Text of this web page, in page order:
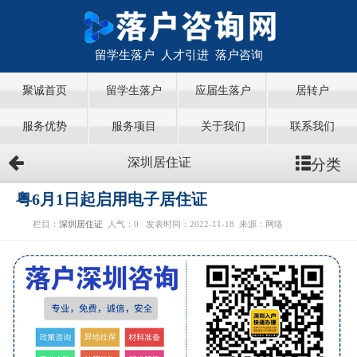
留学生落户 人才引进 落户咨询
聚诚首页 留学生落户 应届生落户 居转户
服务优势 服务项目 关于我们 联系我们
深圳居住证 分类
粤6月1日起启用电子居住证
栏目： 深圳居住证 人气： 0 发表时间：2022-11-18 来源：网络